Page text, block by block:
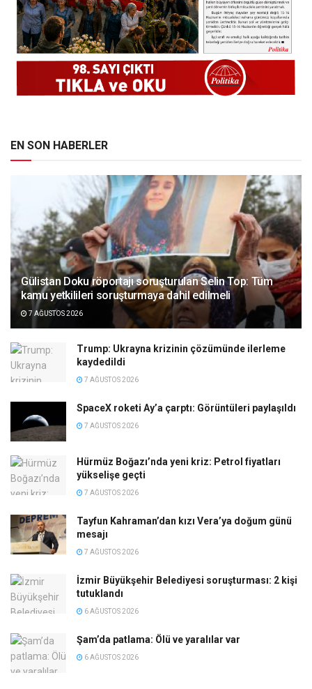
EN SON HABERLER
Gülistan Doku röportajı soruşturulan Selin Top: Tüm
kamu yetkilileri soruşturmaya dahil edilmeli
7 AĞUSTOS 2026
Trump: Ukrayna krizinin çözümünde ilerleme
kaydedildi
7 AĞUSTOS 2026
SpaceX roketi Ay’a çarptı: Görüntüleri paylaşıldı
7 AĞUSTOS 2026
Hürmüz Boğazı’nda yeni kriz: Petrol fiyatları
yükselişe geçti
7 AĞUSTOS 2026
Tayfun Kahraman’dan kızı Vera’ya doğum günü
mesajı
7 AĞUSTOS 2026
İzmir Büyükşehir Belediyesi soruşturması: 2 kişi
tutuklandı
6 AĞUSTOS 2026
Şam’da patlama: Ölü ve yaralılar var
6 AĞUSTOS 2026